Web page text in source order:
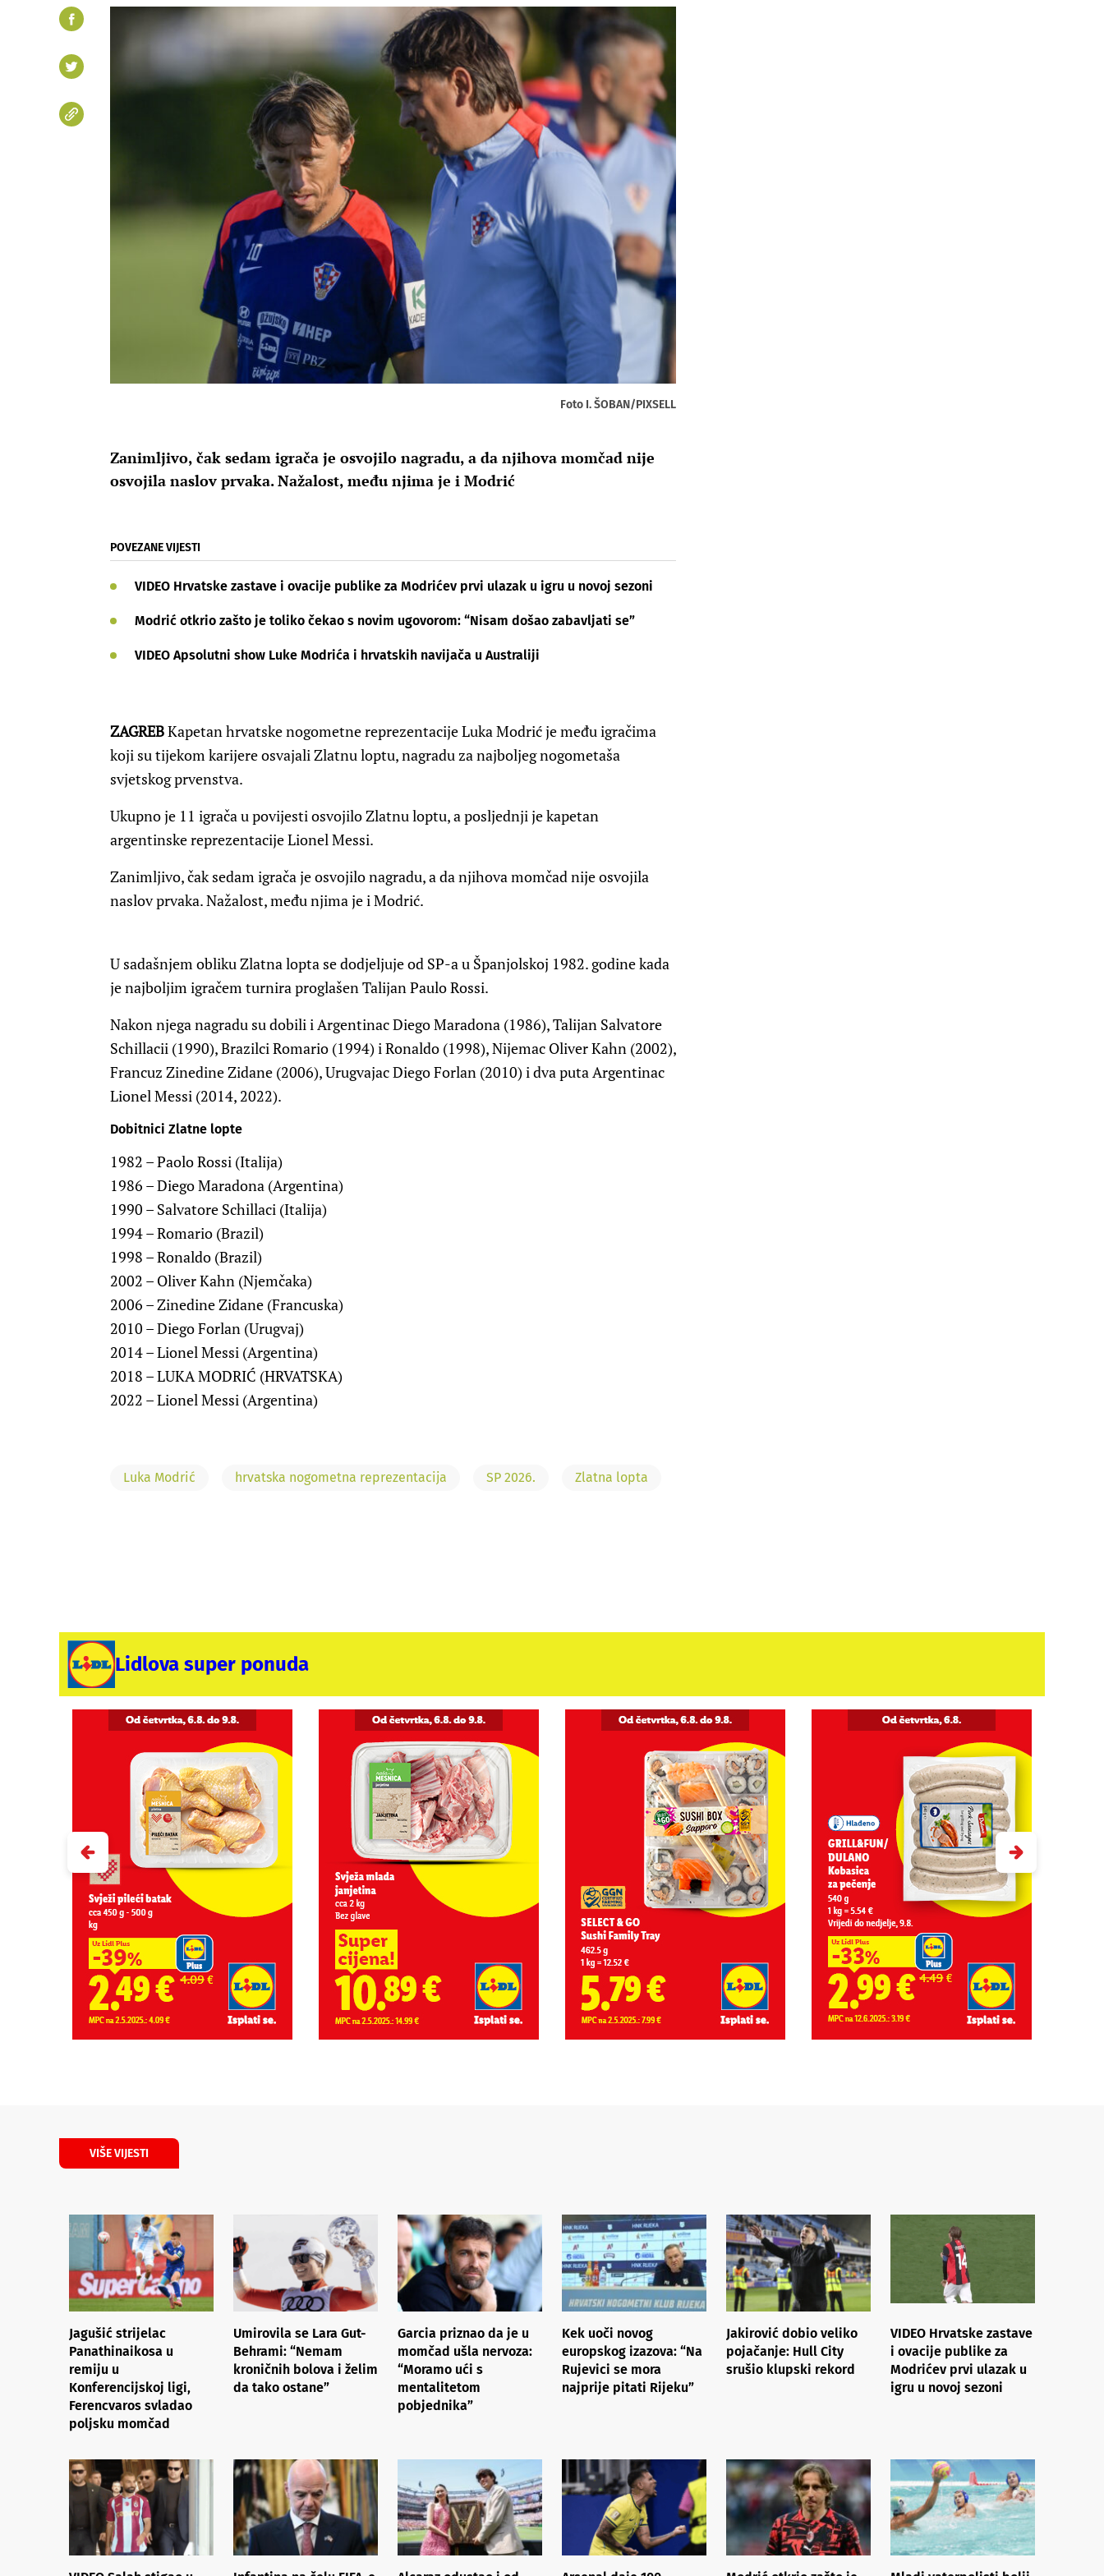
Foto I. ŠOBAN/PIXSELL
Zanimljivo, čak sedam igrača je osvojilo nagradu, a da njihova momčad nije
osvojila naslov prvaka. Nažalost, među njima je i Modrić
POVEZANE VIJESTI
VIDEO Hrvatske zastave i ovacije publike za Modrićev prvi ulazak u igru u novoj sezoni
Modrić otkrio zašto je toliko čekao s novim ugovorom: “Nisam došao zabavljati se”
VIDEO Apsolutni show Luke Modrića i hrvatskih navijača u Australiji
ZAGREBKapetan hrvatske nogometne reprezentacije Luka Modrić je među igračima
koji su tijekom karijere osvajali Zlatnu loptu, nagradu za najboljeg nogometaša
svjetskog prvenstva.
Ukupno je 11 igrača u povijesti osvojilo Zlatnu loptu, a posljednji je kapetan
argentinske reprezentacije Lionel Messi.
Zanimljivo, čak sedam igrača je osvojilo nagradu, a da njihova momčad nije osvojila
naslov prvaka. Nažalost, među njima je i Modrić.
U sadašnjem obliku Zlatna lopta se dodjeljuje od SP-a u Španjolskoj 1982. godine kada
je najboljim igračem turnira proglašen Talijan Paulo Rossi.
Nakon njega nagradu su dobili i Argentinac Diego Maradona (1986), Talijan Salvatore
Schillacii (1990), Brazilci Romario (1994) i Ronaldo (1998), Nijemac Oliver Kahn (2002),
Francuz Zinedine Zidane (2006), Urugvajac Diego Forlan (2010) i dva puta Argentinac
Lionel Messi (2014, 2022).
Dobitnici Zlatne lopte
1982 – Paolo Rossi (Italija)
1986 – Diego Maradona (Argentina)
1990 – Salvatore Schillaci (Italija)
1994 – Romario (Brazil)
1998 – Ronaldo (Brazil)
2002 – Oliver Kahn (Njemčaka)
2006 – Zinedine Zidane (Francuska)
2010 – Diego Forlan (Urugvaj)
2014 – Lionel Messi (Argentina)
2018 – LUKA MODRIĆ (HRVATSKA)
2022 – Lionel Messi (Argentina)
Luka Modrić hrvatska nogometna reprezentacija SP 2026. Zlatna lopta
Lidlova super ponuda
VIŠE VIJESTI
Jagušić strijelac
Panathinaikosa u
remiju u
Konferencijskoj ligi,
Ferencvaros svladao
poljsku momčad
Umirovila se Lara Gut-
Behrami: “Nemam
kroničnih bolova i želim
da tako ostane”
Garcia priznao da je u
momčad ušla nervoza:
“Moramo ući s
mentalitetom
pobjednika”
Kek uoči novog
europskog izazova: “Na
Rujevici se mora
najprije pitati Rijeku”
Jakirović dobio veliko
pojačanje: Hull City
srušio klupski rekord
VIDEO Hrvatske zastave
i ovacije publike za
Modrićev prvi ulazak u
igru u novoj sezoni